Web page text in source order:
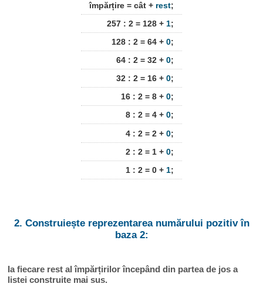
împărțire = cât + rest;
257 : 2 = 128 + 1;
128 : 2 = 64 + 0;
64 : 2 = 32 + 0;
32 : 2 = 16 + 0;
16 : 2 = 8 + 0;
8 : 2 = 4 + 0;
4 : 2 = 2 + 0;
2 : 2 = 1 + 0;
1 : 2 = 0 + 1;
2. Construiește reprezentarea numărului pozitiv în
baza 2:
Ia fiecare rest al împărțirilor începând din partea de jos a
listei construite mai sus.